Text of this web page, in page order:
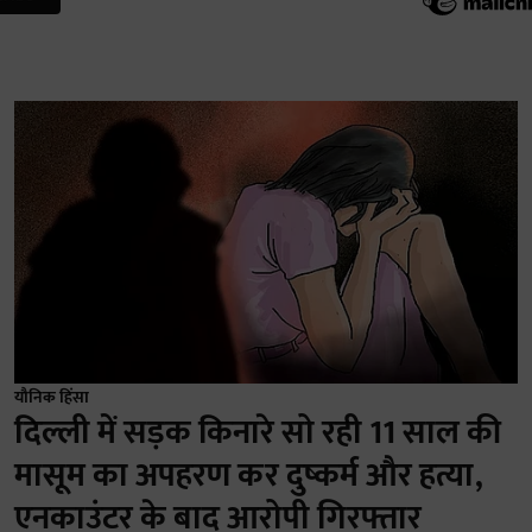
यौनिक हिंसा
दिल्ली में सड़क किनारे सो रही 11 साल की
मासूम का अपहरण कर दुष्कर्म और हत्या,
एनकाउंटर के बाद आरोपी गिरफ्तार